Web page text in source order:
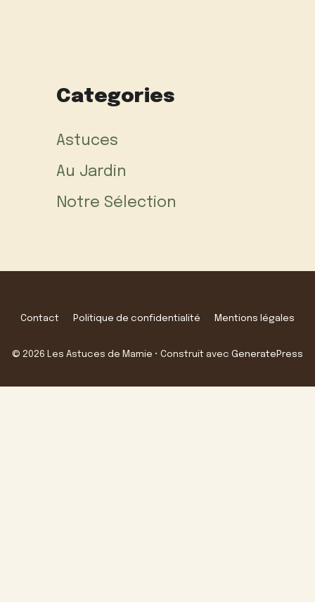
Categories
Astuces
Au Jardin
Notre Sélection
Contact Politique de confidentialité Mentions légales
© 2026 Les Astuces de Mamie • Construit avec GeneratePress